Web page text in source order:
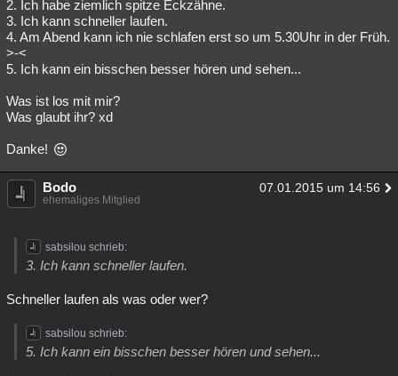
Astronomie Helpdesk Gruppen
Musik
Übersichten
Besucht Teilgenommen
2. Ich habe ziemlich spitze Eckzähne.
3. Ich kann schneller laufen.
4. Am Abend kann ich nie schlafen erst so um 5.30Uhr in der Früh.
>-<
5. Ich kann ein bisschen besser hören und sehen...
Was ist los mit mir?
Was glaubt ihr? xd
Danke!
Bodo 07.01.2015 um 14:56
ehemaliges Mitglied
sabsilou schrieb:
3. Ich kann schneller laufen.
Schneller laufen als was oder wer?
sabsilou schrieb:
5. Ich kann ein bisschen besser hören und sehen...